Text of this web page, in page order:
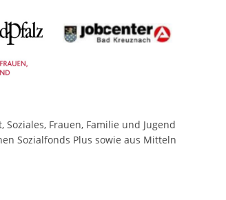
Frauen, Familie und Jugend
Sozialfonds Plus sowie aus Mitteln